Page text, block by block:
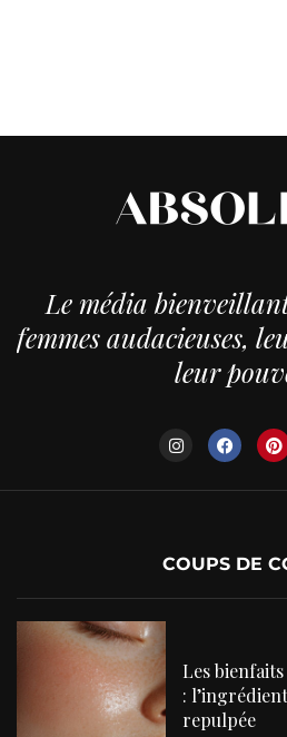
Le média
femmes audacieuses,
leur
COUPS DE
Les
:
repulpée